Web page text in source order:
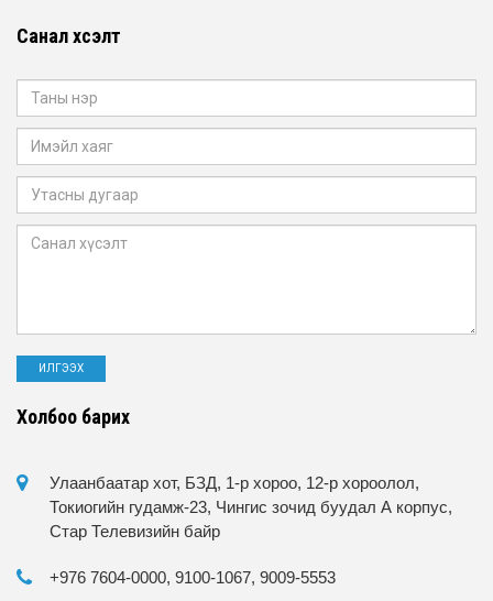
Санал хүсэлт
Холбоо барих
Улаанбаатар хот, БЗД, 1-р хороо, 12-р хороолол,
Токиогийн гудамж-23, Чингис зочид буудал А корпус,
Стар Телевизийн байр
+976 7604-0000, 9100-1067, 9009-5553